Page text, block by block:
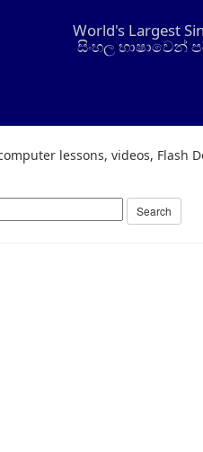
World's Largest
සිංහල
lessons, videos,